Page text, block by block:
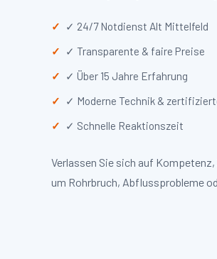
✓ 24/7 Notdienst Alt Mittelfeld
✓ Transparente & faire Preise
✓ Über 15 Jahre Erfahrung
✓ Moderne Technik &
✓ Schnelle Reaktionszeit
Verlassen Sie sich auf
um Rohrbruch, Abflussprobleme